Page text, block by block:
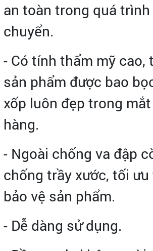
an toàn trong quá trình
chuyển.
- Có tính thẩm mỹ cao,
sản phẩm được bao
xốp luôn đẹp trong
hàng.
- Ngoài chống va đập
chống trầy xước, tối
bảo vệ sản phẩm.
- Dễ dàng sử dụng.